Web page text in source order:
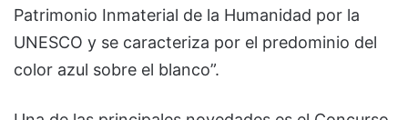
Patrimonio Inmaterial de la Humanidad por la
UNESCO y se caracteriza por el predominio del
color azul sobre el blanco”.